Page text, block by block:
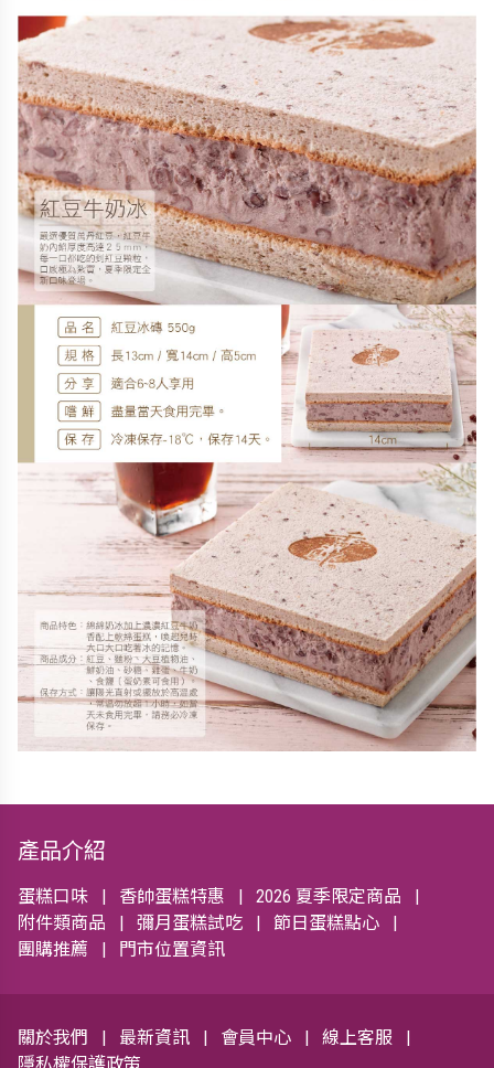
產品介紹
蛋糕口味 香帥蛋糕特惠
2026 夏季限定商品
附件類商品
彌月蛋糕試吃
節日蛋糕點心
團購推薦
門市位置資訊
關於我們 最新資訊 會員中心
線上客服